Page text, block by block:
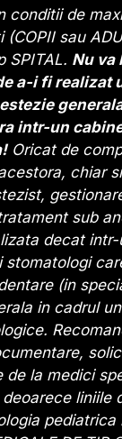
conditii de
(COPII sau
SPITAL. Nu va
a-i fi realizat
intr-un
Oricat de
chiar
sub
decat
stomatologi
(in
in cadrul
de la medici
liniile
pediatrica